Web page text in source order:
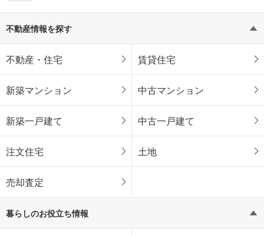
不動産情報を探す
不動産・住宅 賃貸住宅
新築マンション 中古マンション
新築一戸建て 中古一戸建て
注文住宅 土地
売却査定
暮らしのお役立ち情報